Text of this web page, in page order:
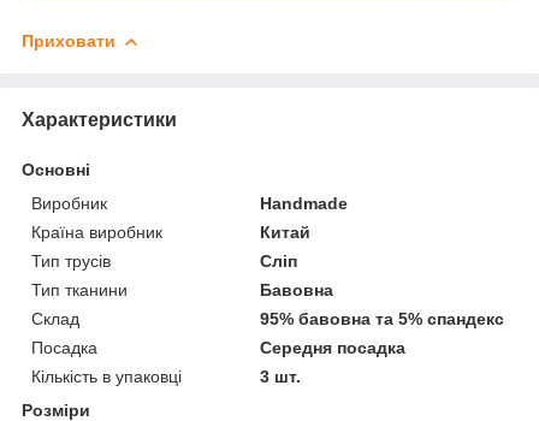
Приховати
Характеристики
Основні
Виробник
Handmade
Країна виробник
Китай
Тип трусів
Сліп
Тип тканини
Бавовна
Склад
95% бавовна та 5% спандекс
Посадка
Середня посадка
Кількість в упаковці
3 шт.
Розміри